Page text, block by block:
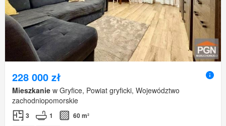
228 000 zł
Mieszkanie w Gryfice, Powiat gryficki, Województwo
zachodniopomorskie
3 1 60 m²